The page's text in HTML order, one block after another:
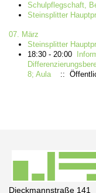
Schulpflegschaft,
Steinsplitter
07. März
Steinsplitter
18:30 - 20:00
8; Aula
::
Dieckmannstraße 141